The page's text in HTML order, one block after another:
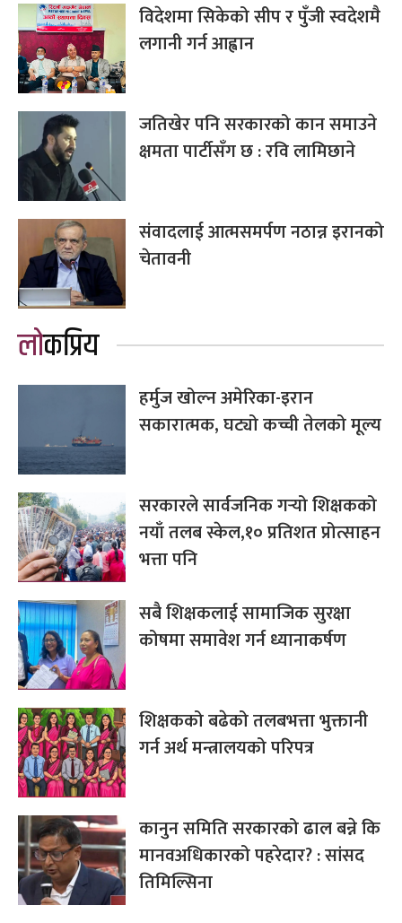
विदेशमा सिकेको सीप र पुँजी स्वदेशमै
लगानी गर्न आह्वान
जतिखेर पनि सरकारको कान समाउने
क्षमता पार्टीसँग छ : रवि लामिछाने
संवादलाई आत्मसमर्पण नठान्न इरानको
चेतावनी
लोकप्रिय
हर्मुज खोल्न अमेरिका-इरान
सकारात्मक, घट्यो कच्ची तेलको मूल्य
सरकारले सार्वजनिक गर्‍यो शिक्षकको
नयाँ तलब स्केल,१० प्रतिशत प्रोत्साहन
भत्ता पनि
सबै शिक्षकलाई सामाजिक सुरक्षा
कोषमा समावेश गर्न ध्यानाकर्षण
शिक्षकको बढेको तलबभत्ता भुक्तानी
गर्न अर्थ मन्त्रालयको परिपत्र
कानुन समिति सरकारको ढाल बन्ने कि
मानवअधिकारको पहरेदार? : सांसद
तिमिल्सिना